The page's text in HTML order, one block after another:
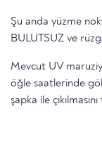
Şu anda yüzme
BULUTSUZ ve
Mevcut UV
öğle saatlerinde
şapka ile